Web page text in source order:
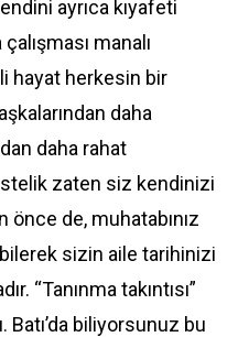
ayrıca kıyafeti
manalı
hayat herkesin bir
daha
daha rahat
zaten siz kendinizi
önce de, muhatabınız
sizin aile tarihinizi
“Tanınma takıntısı”
Batı’da biliyorsunuz bu